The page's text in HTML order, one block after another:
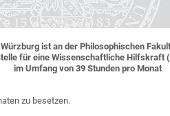
ist an der Philosophischen
für eine Wissenschaftliche Hilfskraft
im Umfang von 39 Stunden pro Monat
zu besetzen.